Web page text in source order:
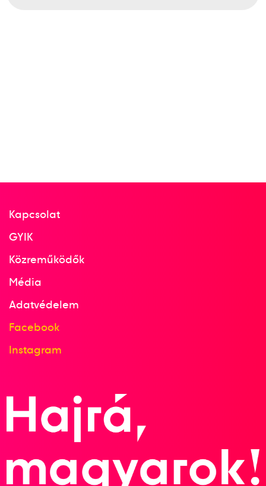
Kapcsolat
GYIK
Közreműködők
Média
Adatvédelem
Facebook
Instagram